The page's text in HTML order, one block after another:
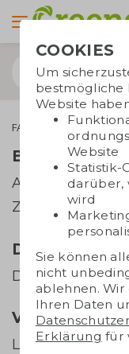
FAQ Alles über
Bestellung
Auftrag
Zahlung
Drucksachen
Dateien senden
Versand und
Lieferzeiten
COOKIES
Um
bestmögliche
Website
Website
Statistik-
darüber,
wird
Sie können
nicht
ablehnen.
Ihren Daten
Erklärung für